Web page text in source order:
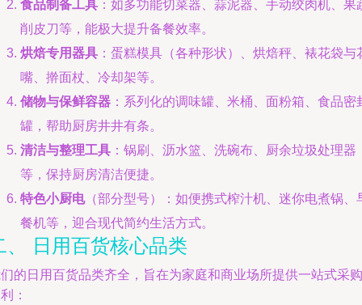
食品制备工具 ：如多功能切菜器、蒜泥器、手动绞肉机、果
削皮刀等，能极大提升备餐效率。
烘焙专用器具 ：蛋糕模具（各种形状）、烘焙秤、裱花袋与
嘴、擀面杖、冷却架等。
储物与保鲜容器 ：系列化的调味罐、米桶、面粉箱、食品密
罐，帮助厨房井井有条。
清洁与整理工具 ：锅刷、沥水篮、洗碗布、厨余垃圾处理器
等，保持厨房清洁便捷。
特色小厨电（部分型号）：如便携式榨汁机、迷你电煮锅、
餐机等，迎合现代简约生活方式。
、 日用百货核心品类
的日用百货品类齐全，旨在为家庭和商业场所提供一站式采购
：